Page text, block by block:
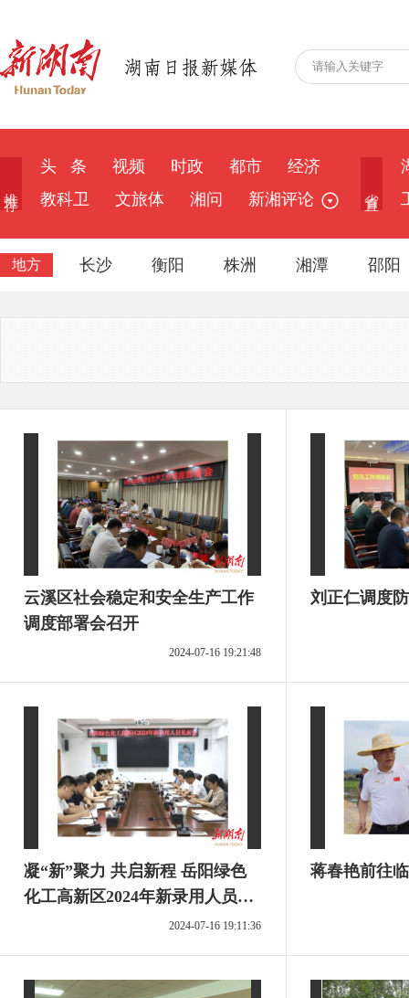
头 条 视频 时政 都市
经济
教科卫
文旅体 湘问 新湘评论
地方 长沙 衡阳 株洲 湘潭 邵阳
云溪区社会稳定和安全生产工作
调度部署会召开
2024-07-16 19:21:48
刘正仁调度
凝“新”聚力 共启新程 岳阳绿色
化工高新区2024年新录用人员见
2024-07-16 19:11:36
蒋春艳前往